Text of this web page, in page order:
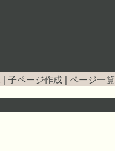
子ページ作成 ページ一覧